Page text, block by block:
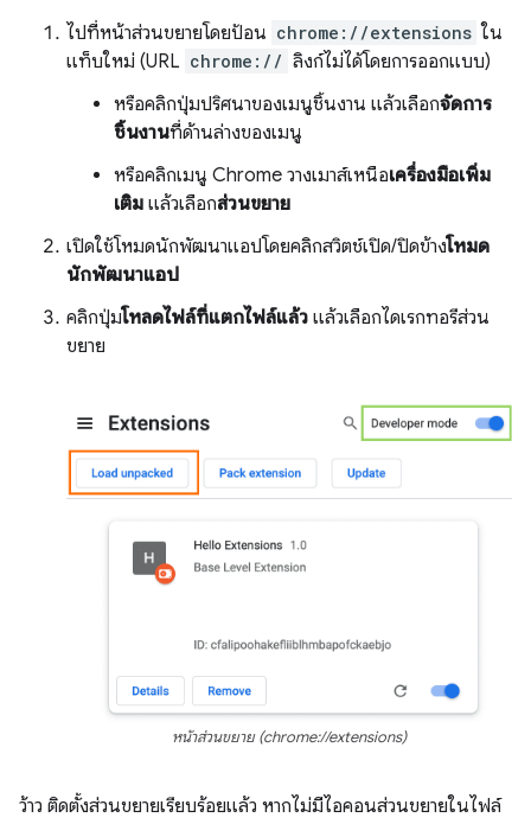
ไปที่หน้าส่วนขยายโดยป้อน chrome://extensions ใน
แท็บใหม่ (URL chrome:// ลิงก์ไม่ได้โดยการออกแบบ)
หรือคลิกปุ่มปริศนาของเมนูชิ้นงาน แล้วเลือกจัดการ
ชิ้นงานที่ด้านล่างของเมนู
หรือคลิกเมนู Chrome วางเมาส์เหนือเครื่องมือเพิ่ม
เติม แล้วเลือกส่วนขยาย
เปิดใช้โหมดนักพัฒนาแอปโดยคลิกสวิตช์เปิด/ปิดข้างโหมด
นักพัฒนาแอป
คลิกปุ่มโหลดไฟล์ที่แตกไฟล์แล้ว แล้วเลือกไดเรกทอรีส่วน
ขยาย
หน้าส่วนขยาย (chrome://extensions)
ว้าว ติดตั้งส่วนขยายเรียบร้อยแล้ว หากไม่มีไอคอนส่วนขยายในไฟล์